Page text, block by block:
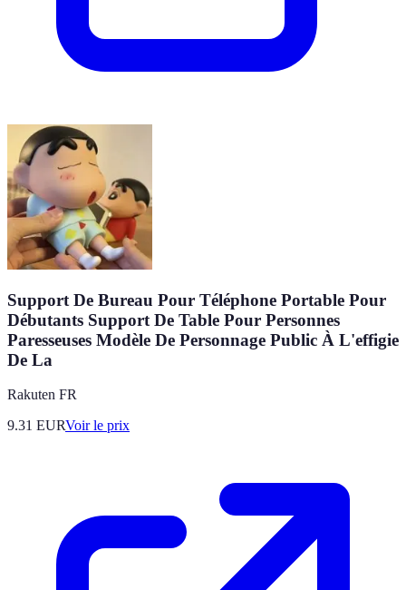
Support De Bureau Pour Téléphone Portable Pour
Débutants Support De Table Pour Personnes
Paresseuses Modèle De Personnage Public À L'effigie
De La
Rakuten FR
9.31 EURVoir le prix